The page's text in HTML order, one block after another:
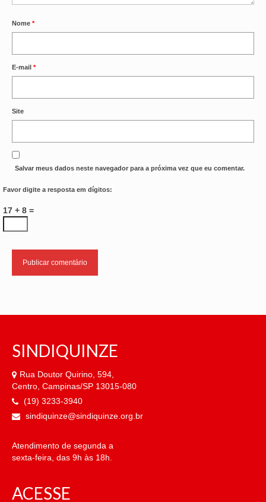
Nome *
E-mail *
Site
Salvar meus dados neste navegador para a próxima vez que eu comentar.
Favor digite a resposta em dígitos:
17 + 8 =
SINDIQUINZE
Rua Doutor Quirino, 594,
Centro, Campinas/SP 13015-080
(19) 3233-3940
sindiquinze@sindiquinze.org.br
Atendimento de segunda a
sexta-feira, das 9h às 18h.
ACESSE